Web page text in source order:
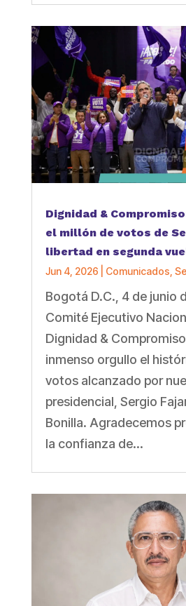
Dignidad &
el millón de votos de
libertad en segunda
Jun 4, 2026 Comunicados
Bogotá D.C., 4 de junio
Comité Ejecutivo
Dignidad &
inmenso orgullo el
votos alcanzado por
presidencial, Sergio
Bonilla. Agradecemos
la confianza de...